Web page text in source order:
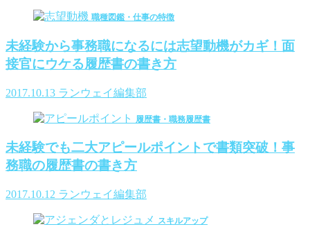
職種図鑑・仕事の特徴
未経験から事務職になるには志望動機がカギ！面
接官にウケる履歴書の書き方
2017.10.13 ランウェイ編集部
履歴書・職務履歴書
未経験でも二大アピールポイントで書類突破！事
務職の履歴書の書き方
2017.10.12 ランウェイ編集部
スキルアップ